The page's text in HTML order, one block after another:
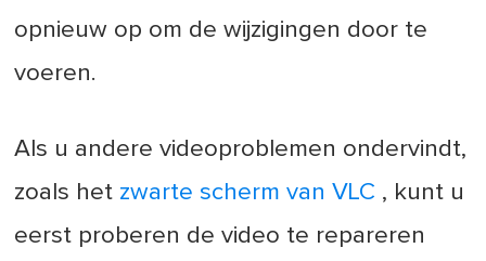
opnieuw op om de wijzigingen door te
voeren.
Als u andere videoproblemen ondervindt,
zoals het zwarte scherm van VLC , kunt u
eerst proberen de video te repareren